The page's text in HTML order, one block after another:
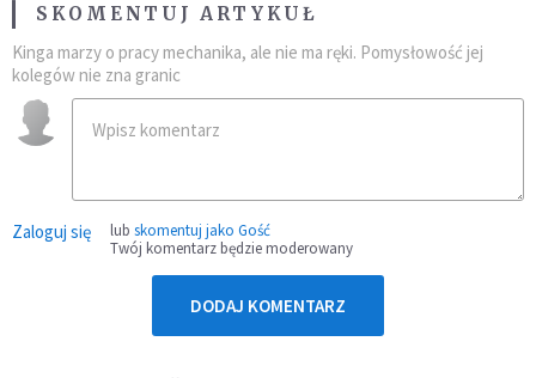
SKOMENTUJ ARTYKUŁ
Kinga marzy o pracy mechanika, ale nie ma ręki. Pomysłowość jej
kolegów nie zna granic
Zaloguj się lub skomentuj jako Gość
Twój komentarz będzie moderowany
DODAJ KOMENTARZ